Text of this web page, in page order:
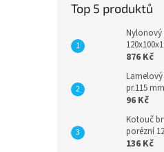
Top 5 produktů
Nylonový
876 Kč
pr.115
96 Kč
Kotouč
porézní
136 Kč